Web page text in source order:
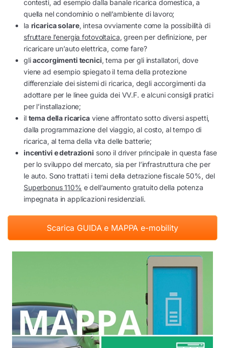
contesti, ad esempio dalla banale ricarica domestica, a
quella nel condominio o nell’ambiente di lavoro;
la ricarica solare, intesa ovviamente come la possibilità di
sfruttare l’energia fotovoltaica, green per definizione, per
ricaricare un’auto elettrica, come fare?
gliaccorgimenti tecnici, tema per gli installatori, dove
viene ad esempio spiegato il tema della protezione
differenziale dei sistemi di ricarica, degli accorgimenti da
adottare per le linee guida dei VV.F. e alcuni consigli pratici
per l’installazione;
il tema della ricaricaviene affrontato sotto diversi aspetti,
dalla programmazione del viaggio, al costo, al tempo di
ricarica, al tema della vita delle batterie;
incentivi e detrazioni sono il driver principale in questa fase
per lo sviluppo del mercato, sia per l’infrastruttura che per
le auto. Sono trattati i temi della detrazione fiscale 50%, del
Superbonus 110% e dell’aumento gratuito della potenza
impegnata in applicazioni residenziali.
Scarica GUIDA e MAPPA e-mobility